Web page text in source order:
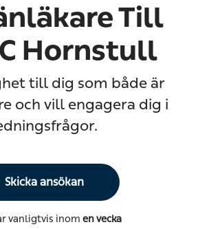
Till
Hornstull
till dig som både är
och vill engagera dig i
Skicka ansökan
vanligtvis inom en vecka